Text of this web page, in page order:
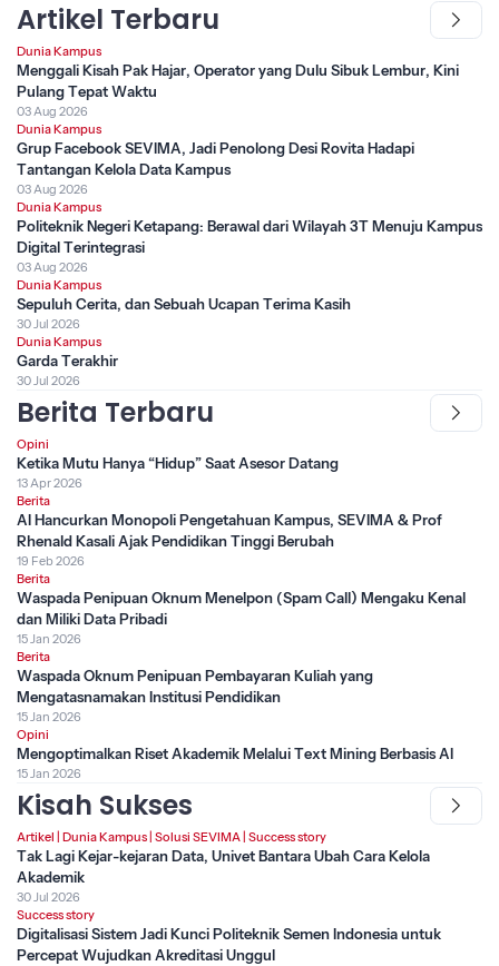
Artikel Terbaru
Dunia Kampus
Menggali Kisah Pak Hajar, Operator yang Dulu Sibuk Lembur, Kini
Pulang Tepat Waktu
03 Aug 2026
Dunia Kampus
Grup Facebook SEVIMA, Jadi Penolong Desi Rovita Hadapi
Tantangan Kelola Data Kampus
03 Aug 2026
Dunia Kampus
Politeknik Negeri Ketapang: Berawal dari Wilayah 3T Menuju Kampus
Digital Terintegrasi
03 Aug 2026
Dunia Kampus
Sepuluh Cerita, dan Sebuah Ucapan Terima Kasih
30 Jul 2026
Dunia Kampus
Garda Terakhir
30 Jul 2026
Berita Terbaru
Opini
Ketika Mutu Hanya “Hidup” Saat Asesor Datang
13 Apr 2026
Berita
AI Hancurkan Monopoli Pengetahuan Kampus, SEVIMA & Prof
Rhenald Kasali Ajak Pendidikan Tinggi Berubah
19 Feb 2026
Berita
Waspada Penipuan Oknum Menelpon (Spam Call) Mengaku Kenal
dan Miliki Data Pribadi
15 Jan 2026
Berita
Waspada Oknum Penipuan Pembayaran Kuliah yang
Mengatasnamakan Institusi Pendidikan
15 Jan 2026
Opini
Mengoptimalkan Riset Akademik Melalui Text Mining Berbasis AI
15 Jan 2026
Kisah Sukses
Artikel Dunia Kampus Solusi SEVIMA Success story
Tak Lagi Kejar-kejaran Data, Univet Bantara Ubah Cara Kelola
Akademik
30 Jul 2026
Success story
Digitalisasi Sistem Jadi Kunci Politeknik Semen Indonesia untuk
Percepat Wujudkan Akreditasi Unggul